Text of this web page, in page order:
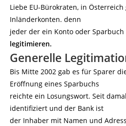
Liebe EU-Bürokraten, in
Inländerkonten. denn
jeder der ein Konto oder
legitimieren.
Generelle
Bis Mitte 2002 gab es für Sparer
Eröffnung eines Sparbuchs
reichte ein Losungswort. Seit
identifiziert und der Bank ist
der Inhaber mit Namen und